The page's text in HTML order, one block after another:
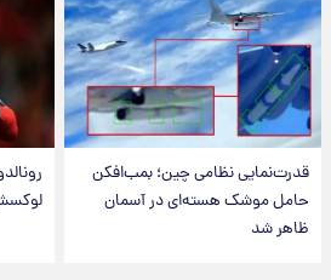
قدرت‌نمایی نظامی چین؛ بمب‌افکن
حامل موشک هسته‌ای در آسمان
ظاهر شد